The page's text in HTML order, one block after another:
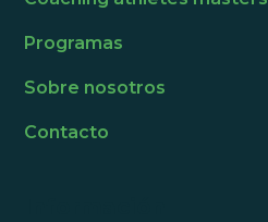
Programas
Sobre nosotros
Contacto